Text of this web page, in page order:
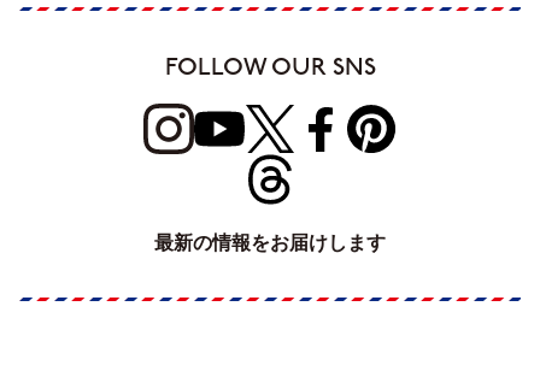
FOLLOW OUR SNS
最新の情報をお届けします